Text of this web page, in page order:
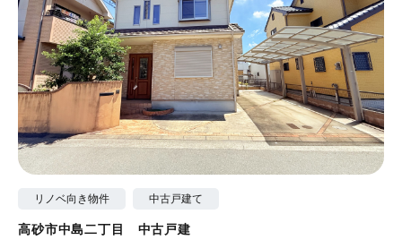
リノベ向き物件 中古戸建て
高砂市中島二丁目 中古戸建